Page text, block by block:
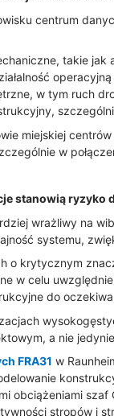
centrum
takie jak
w tym ruch
miejskiej
w
stanowią ryzyko
wrażliwy na
systemu,
o krytycznym
w celu
do
a nie
FRA31 w
obciążeniami szaf
stropów i